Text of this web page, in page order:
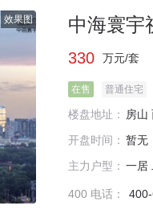
效果图 中海寰宇
330 万元/套
在售 普通住宅
楼盘地址： 房山
开盘时间： 暂无
主力户型： 一居
400 电话：